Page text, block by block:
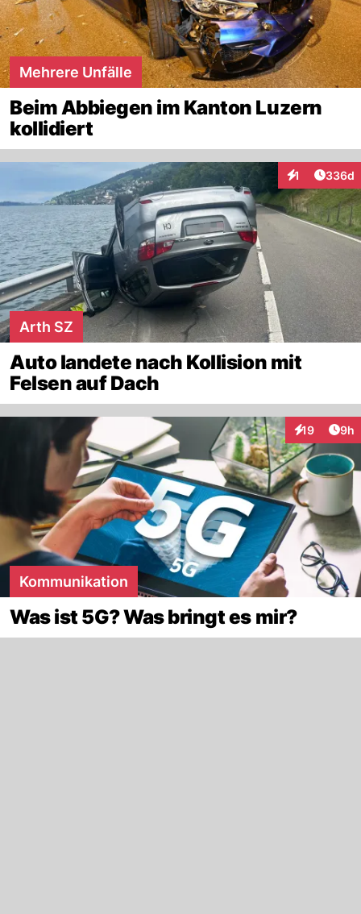
Mehrere Unfälle
Beim Abbiegen im Kanton Luzern
kollidiert
1
Interaktionen
336d
Arth SZ
Auto landete nach Kollision mit
Felsen auf Dach
19
Interaktionen
9h
Kommunikation
Was ist 5G? Was bringt es mir?